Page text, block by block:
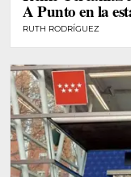
A Punto en la
RUTH RODRÍGUEZ